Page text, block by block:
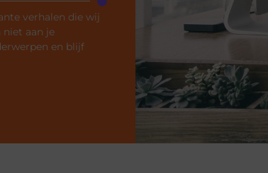
verhalen die wij
niet aan je
en blijf